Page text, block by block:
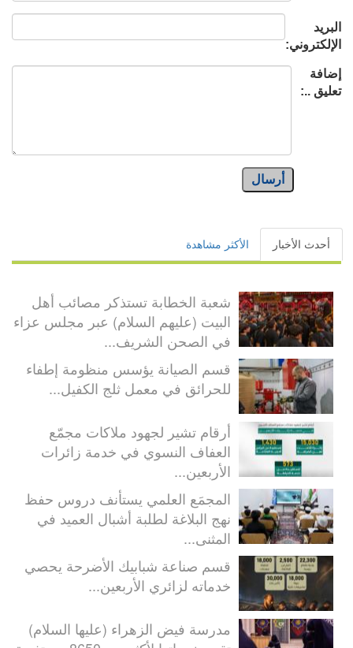
البريد
الإلكتروني:
إضافة
تعليق ..:
أرسال
أحدث الأخبار الأكثر مشاهدة
شعبة الخطابة تستذكر مصائب أهل
البيت (عليهم السلام) عبر مجلس عزاء
في الصحن الشريف...
قسم الصيانة يؤسس منظومة إطفاء
للحرائق في معمل ثلج الكفيل...
أرقام تشير لجهود ملاكات مجمّع
العفاف النسوي في خدمة زائرات
الأربعين...
المجمَع العلمي يستأنف دروس حفظ
نهج البلاغة لطلبة أشبال العميد في
المثنى...
قسم صناعة شبابيك الأضرحة يحصي
خدماته لزائري الأربعين...
مدرسة فيض الزهراء (عليها السلام)